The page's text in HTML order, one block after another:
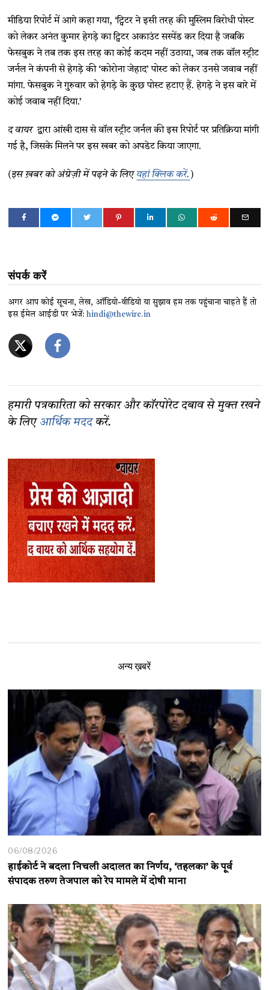
मीडिया रिपोर्ट में आगे कहा गया, ‘ट्विटर ने इसी तरह की मुस्लिम विरोधी पोस्ट
को लेकर अनंत कुमार हेगड़े का ट्विटर अकाउंट सस्पेंड कर दिया है जबकि
फेसबुक ने तब तक इस तरह का कोई कदम नहीं उठाया, जब तक वॉल स्ट्रीट
जर्नल ने कंपनी से हेगड़े की ‘कोरोना जेहाद’ पोस्ट को लेकर उनसे जवाब नहीं
मांगा. फेसबुक ने गुरुवार को हेगड़े के कुछ पोस्ट हटाए हैं. हेगड़े ने इस बारे में
कोई जवाब नहीं दिया.’
द वायरद्वारा आंखी दास से वॉल स्ट्रीट जर्नल की इस रिपोर्ट पर प्रतिक्रिया मांगी
गई है, जिसके मिलने पर इस खबर को अपडेट किया जाएगा.
(इस ख़बर को अंग्रेज़ी में पढ़ने के लिएयहां क्लिक करें. )
संपर्क करें
अगर आप कोई सूचना, लेख, ऑडियो-वीडियो या सुझाव हम तक पहुंचाना चाहते हैं तो
इस ईमेल आईडी पर भेजें:hindi@thewire.in
हमारी पत्रकारिता को सरकार और कॉरपोरेट दबाव से मुक्त रखने
के लिए आर्थिक मददकरें.
अन्य ख़बरें
06/08/2026
हाईकोर्ट ने बदला निचली अदालत का निर्णय, ‘तहलका’ के पूर्व
संपादक तरुण तेजपाल को रेप मामले में दोषी माना